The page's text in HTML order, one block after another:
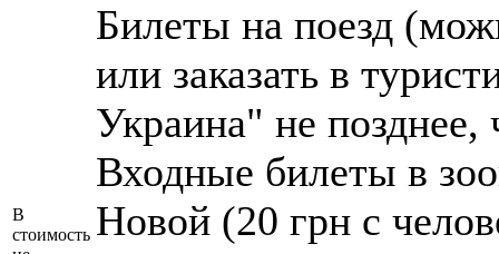
В
стоимость
Билеты на поезд
или заказать в
Украина" не позднее,
Входные билеты в
Новой (20 грн с